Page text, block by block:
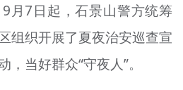
+
月7日起，石景山警方统筹
组织开展了夏夜治安巡查宣
当好群众“守夜人”。